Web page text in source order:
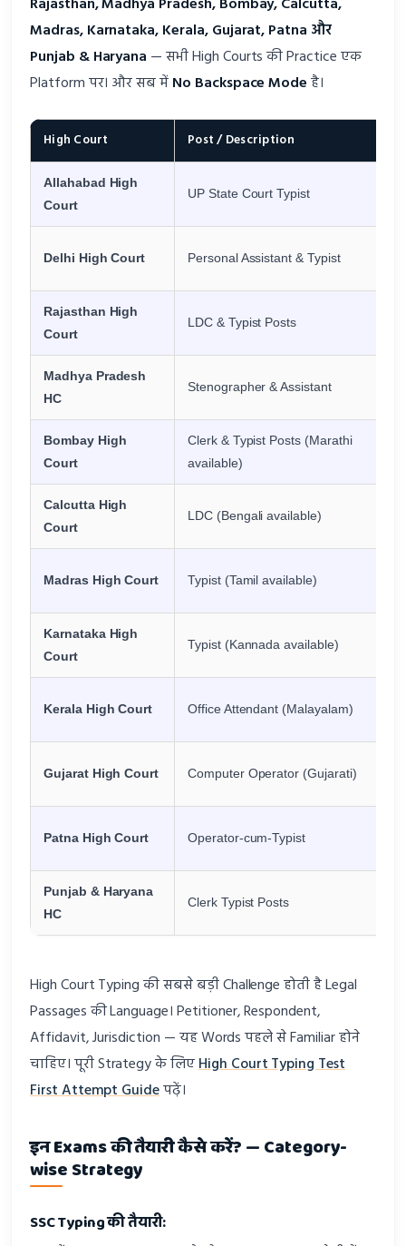
Madras, Karnataka, Kerala, Gujarat, Patna और
Punjab & Haryana — सभी High Courts की Practice एक
Platform पर। और सब मेंNo Backspace Modeहै।
High Court Post / Description
Allahabad High
Court
UP State Court Typist
Delhi High Court Personal Assistant & Typist
Rajasthan High
Court
LDC & Typist Posts
Madhya Pradesh
HC
Stenographer & Assistant
Bombay High
Court
Clerk & Typist Posts (Marathi
available)
Calcutta High
Court
LDC (Bengali available)
Madras High Court Typist (Tamil available)
Karnataka High
Court
Typist (Kannada available)
Kerala High Court Office Attendant (Malayalam)
Gujarat High Court Computer Operator (Gujarati)
Patna High Court Operator-cum-Typist
Punjab & Haryana
HC
Clerk Typist Posts
High Court Typing की सबसे बड़ी Challenge होती है Legal
Passages की Language। Petitioner, Respondent,
Affidavit, Jurisdiction — यह Words पहले से Familiar होने
चाहिए। पूरी Strategy के लिएHigh Court Typing Test
First Attempt Guideपढ़ें।
इन Exams की तैयारी कैसे करें? — Category-
wise Strategy
SSC Typing की तैयारी: